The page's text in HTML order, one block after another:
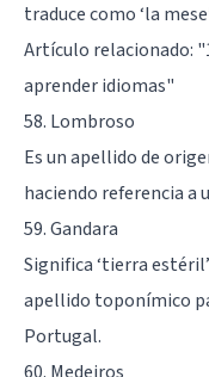
traduce como ‘la
Artículo relacionado:
aprender idiomas"
58. Lombroso
Es un apellido de
haciendo referencia a
59. Gandara
Significa ‘tierra
apellido toponímico
Portugal.